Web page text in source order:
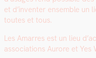
et d’inventer ensem­ble
toutes et tous.
Les Amar­res est un lieu
asso­ci­a­tions Aurore et Yes